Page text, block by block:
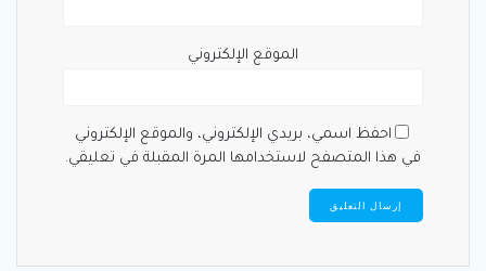
الموقع الإلكتروني
احفظ اسمي، بريدي الإلكتروني، والموقع الإلكتروني
في هذا المتصفح لاستخدامها المرة المقبلة في تعليقي.